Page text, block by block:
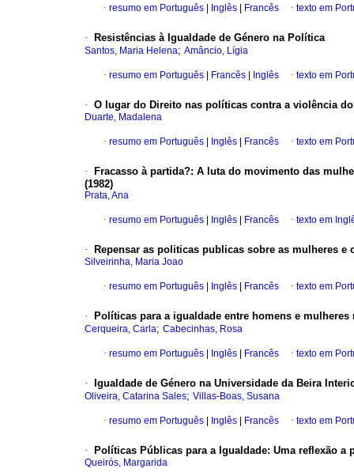
· resumo em Português Inglês Francês · texto em
· Resistências à Igualdade de Género na Política
Santos, Maria Helena; Amâncio, Lígia
· resumo em Português Francês Inglês · texto em
· O lugar do Direito nas políticas contra a violência
Duarte, Madalena
· resumo em Português Inglês Francês · texto em
· Fracasso à partida?: A luta do movimento das
(1982)
Prata, Ana
· resumo em Português Inglês Francês · texto em
· Repensar as politicas publicas sobre as mulheres e
Silveirinha, Maria Joao
· resumo em Português Inglês Francês · texto em
· Políticas para a igualdade entre homens e mulheres
Cerqueira, Carla; Cabecinhas, Rosa
· resumo em Português Inglês Francês · texto em
· Igualdade de Género na Universidade da Beira
Oliveira, Catarina Sales; Villas-Boas, Susana
· resumo em Português Inglês Francês · texto em
· Políticas Públicas para a Igualdade: Uma reflexão a
Queirós, Margarida